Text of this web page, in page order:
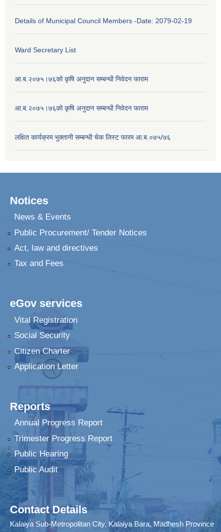
Details of Municipal Council Members -Date: 2079-02-19
Ward Secretary List
आ.ब.२०७५।७६को कृषि अनुदान सम्बन्धी निवेदन फाराम
आ.ब.२०७५।७६को कृषि अनुदान सम्बन्धी निवेदन फाराम
लक्षित कार्यक्रम भुक्तानी सम्बन्धी चेक लिस्ट फारम आ.ब.०७५/७६
Notices
News & Events
Public Procurement/ Tender Notices
Act, law and directives
Tax and Fees
eGov services
Vital Registration
Social Security
Citizen Charter
Application Letter
Reports
Annual Progress Report
Trimester Progress Report
Public Hearing
Public Audit
Contact Details
Kalaiya Sub-Metropolitan City, Kalaiya Bara, Madhesh Province